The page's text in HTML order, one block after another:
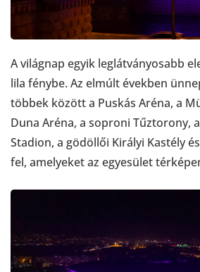
A világnap egyik leglátványosabb
lila fénybe. Az elmúlt években
többek között a Puskás Aréna, a
Duna Aréna, a soproni Tűztorony,
Stadion, a gödöllői Királyi Kastély
fel, amelyeket az egyesület